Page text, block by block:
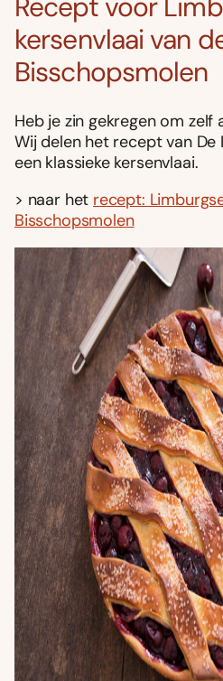
kersenvlaai van
Bisschopsmolen
Heb je zin gekregen om zelf
Wij delen het recept van
een klassieke kersenvlaai.
> naar het recept:
Bisschopsmolen